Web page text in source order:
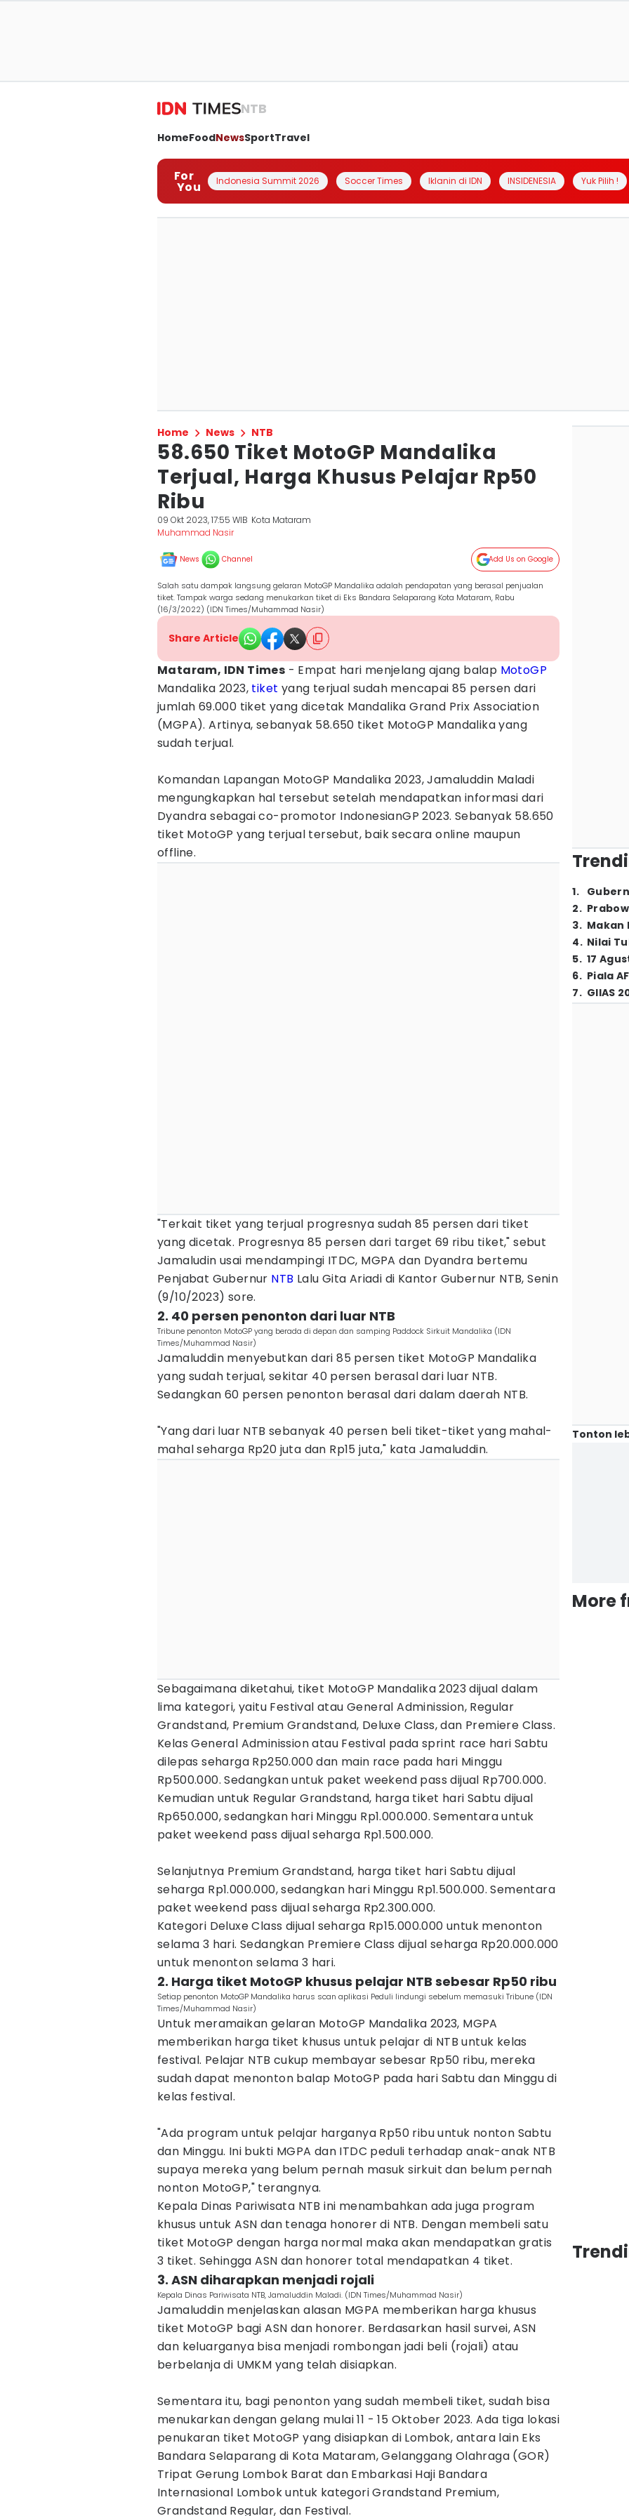
NTB
HomeFoodNewsSportTravel
For
You Indonesia Summit 2026 Soccer Times Iklanin di IDN INSIDENESIA Yuk Pilih !
Home News NTB
58.650 Tiket MotoGP Mandalika
Terjual, Harga Khusus Pelajar Rp50
Ribu
09 Okt 2023, 17:55 WIB Kota Mataram
Muhammad Nasir
News Channel Add Us on Google
Salah satu dampak langsung gelaran MotoGP Mandalika adalah pendapatan yang berasal penjualan
tiket. Tampak warga sedang menukarkan tiket di Eks Bandara Selaparang Kota Mataram, Rabu
(16/3/2022) (IDN Times/Muhammad Nasir)
Share Article
Mataram, IDN Times - Empat hari menjelang ajang balap MotoGP
Mandalika 2023, tiket yang terjual sudah mencapai 85 persen dari
jumlah 69.000 tiket yang dicetak Mandalika Grand Prix Association
(MGPA). Artinya, sebanyak 58.650 tiket MotoGP Mandalika yang
sudah terjual.
Komandan Lapangan MotoGP Mandalika 2023, Jamaluddin Maladi
mengungkapkan hal tersebut setelah mendapatkan informasi dari
Dyandra sebagai co-promotor IndonesianGP 2023. Sebanyak 58.650
tiket MotoGP yang terjual tersebut, baik secara online maupun
offline.
"Terkait tiket yang terjual progresnya sudah 85 persen dari tiket
yang dicetak. Progresnya 85 persen dari target 69 ribu tiket," sebut
Jamaludin usai mendampingi ITDC, MGPA dan Dyandra bertemu
Penjabat Gubernur NTB Lalu Gita Ariadi di Kantor Gubernur NTB, Senin
(9/10/2023) sore.
2. 40 persen penonton dari luar NTB
Tribune penonton MotoGP yang berada di depan dan samping Paddock Sirkuit Mandalika (IDN
Times/Muhammad Nasir)
Jamaluddin menyebutkan dari 85 persen tiket MotoGP Mandalika
yang sudah terjual, sekitar 40 persen berasal dari luar NTB.
Sedangkan 60 persen penonton berasal dari dalam daerah NTB.
"Yang dari luar NTB sebanyak 40 persen beli tiket-tiket yang mahal-
mahal seharga Rp20 juta dan Rp15 juta," kata Jamaluddin.
Sebagaimana diketahui, tiket MotoGP Mandalika 2023 dijual dalam
lima kategori, yaitu Festival atau General Adminission, Regular
Grandstand, Premium Grandstand, Deluxe Class, dan Premiere Class.
Kelas General Adminission atau Festival pada sprint race hari Sabtu
dilepas seharga Rp250.000 dan main race pada hari Minggu
Rp500.000. Sedangkan untuk paket weekend pass dijual Rp700.000.
Kemudian untuk Regular Grandstand, harga tiket hari Sabtu dijual
Rp650.000, sedangkan hari Minggu Rp1.000.000. Sementara untuk
paket weekend pass dijual seharga Rp1.500.000.
Selanjutnya Premium Grandstand, harga tiket hari Sabtu dijual
seharga Rp1.000.000, sedangkan hari Minggu Rp1.500.000. Sementara
paket weekend pass dijual seharga Rp2.300.000.
Kategori Deluxe Class dijual seharga Rp15.000.000 untuk menonton
selama 3 hari. Sedangkan Premiere Class dijual seharga Rp20.000.000
untuk menonton selama 3 hari.
2. Harga tiket MotoGP khusus pelajar NTB sebesar Rp50 ribu
Setiap penonton MotoGP Mandalika harus scan aplikasi Peduli lindungi sebelum memasuki Tribune (IDN
Times/Muhammad Nasir)
Untuk meramaikan gelaran MotoGP Mandalika 2023, MGPA
memberikan harga tiket khusus untuk pelajar di NTB untuk kelas
festival. Pelajar NTB cukup membayar sebesar Rp50 ribu, mereka
sudah dapat menonton balap MotoGP pada hari Sabtu dan Minggu di
kelas festival.
"Ada program untuk pelajar harganya Rp50 ribu untuk nonton Sabtu
dan Minggu. Ini bukti MGPA dan ITDC peduli terhadap anak-anak NTB
supaya mereka yang belum pernah masuk sirkuit dan belum pernah
nonton MotoGP," terangnya.
Kepala Dinas Pariwisata NTB ini menambahkan ada juga program
khusus untuk ASN dan tenaga honorer di NTB. Dengan membeli satu
tiket MotoGP dengan harga normal maka akan mendapatkan gratis
3 tiket. Sehingga ASN dan honorer total mendapatkan 4 tiket.
3. ASN diharapkan menjadi rojali
Kepala Dinas Pariwisata NTB, Jamaluddin Maladi. (IDN Times/Muhammad Nasir)
Jamaluddin menjelaskan alasan MGPA memberikan harga khusus
tiket MotoGP bagi ASN dan honorer. Berdasarkan hasil survei, ASN
dan keluarganya bisa menjadi rombongan jadi beli (rojali) atau
berbelanja di UMKM yang telah disiapkan.
Sementara itu, bagi penonton yang sudah membeli tiket, sudah bisa
menukarkan dengan gelang mulai 11 - 15 Oktober 2023. Ada tiga lokasi
penukaran tiket MotoGP yang disiapkan di Lombok, antara lain Eks
Bandara Selaparang di Kota Mataram, Gelanggang Olahraga (GOR)
Tripat Gerung Lombok Barat dan Embarkasi Haji Bandara
Internasional Lombok untuk kategori Grandstand Premium,
Grandstand Regular, dan Festival.
1.
2.
3. Makan
4. Nilai
5. 17
6. Piala
7. GIIAS
Tonton
More